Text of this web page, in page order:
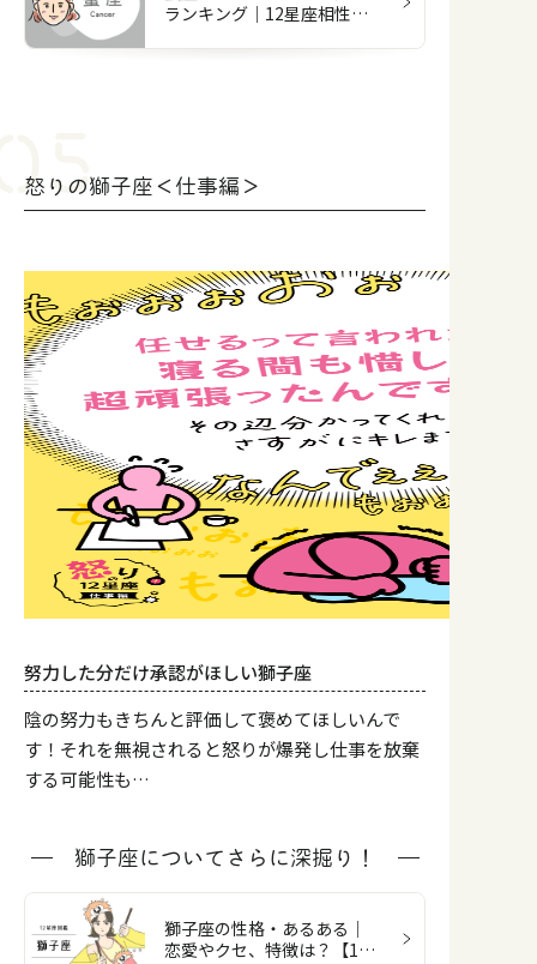
ランキング｜12星座相性占
怒りの獅子座＜仕事編＞
努力した分だけ承認がほしい獅子座
陰の努力もきちんと評価して褒めてほしいんで
す！それを無視されると怒りが爆発し仕事を放棄
する可能性も…
獅子座についてさらに深掘り！
獅子座の性格・あるある｜
恋愛やクセ、特徴は？【12